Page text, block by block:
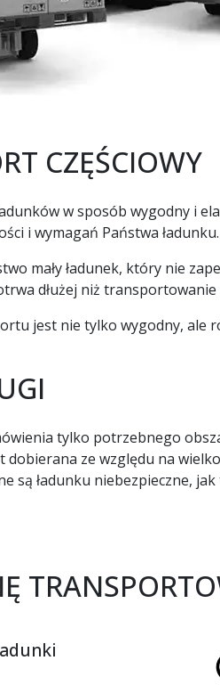
CZĘŚCIOWY
w sposób wygodny i
i wymagań Państwa ładunku.
mały ładunek, który nie
dłużej niż transportowanie
jest nie tylko wygodny, ale
tylko potrzebnego
dobierana ze względu na
są ładunku niebezpieczne,